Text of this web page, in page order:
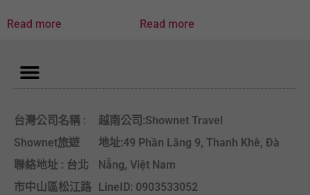
Read more Read more
台灣公司名稱 :
Shownet旅遊
聯絡地址 : 台北
市中山區松江路
越南公司:Shownet Travel
地址:49 Phần Lăng 9, Thanh Khê, Đà
Nẵng, Việt Nam
LineID: 0903533052